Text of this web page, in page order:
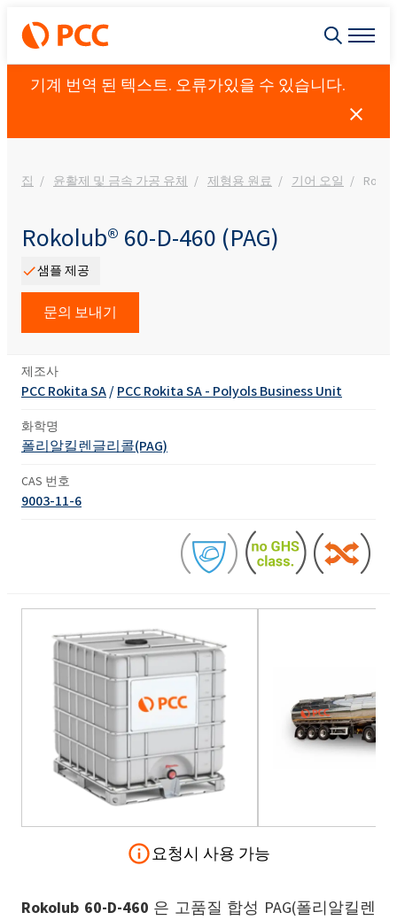
기계 번역 된 텍스트. 오류가있을 수 있습니다.
집 윤활제 및 금속 가공 유체 제형용 원료 기어 오일
Rokolub® 60-D-460 (PAG)
샘플 제공
문의 보내기
제조사
PCC Rokita SA/PCC Rokita SA - Polyols Business Unit
화학명
폴리알킬렌글리콜(PAG)
CAS 번호
9003-11-6
요청시 사용 가능
Rokolub 60-D-460 은 고품질 합성 PAG(폴리알킬렌